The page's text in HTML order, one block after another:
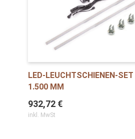
LED-LEUCHTSCHIENEN-
1.500 MM
932,72 €
inkl. MwSt